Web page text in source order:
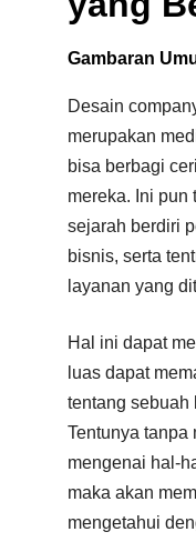
Gambaran
Desain
merupakan
bisa berbagi
mereka. Ini pun
sejarah berdiri
bisnis, serta
layanan yang
Hal ini dapat
luas dapat
tentang sebuah
Tentunya tanpa
mengenai hal-
maka akan
mengetahui